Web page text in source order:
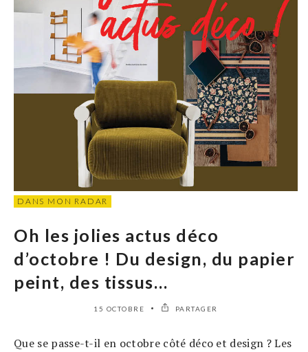
DANS MON RADAR
Oh les jolies actus déco
d’octobre ! Du design, du papier
peint, des tissus…
15 OCTOBRE PARTAGER
Que se passe-t-il en octobre côté déco et design ? Les